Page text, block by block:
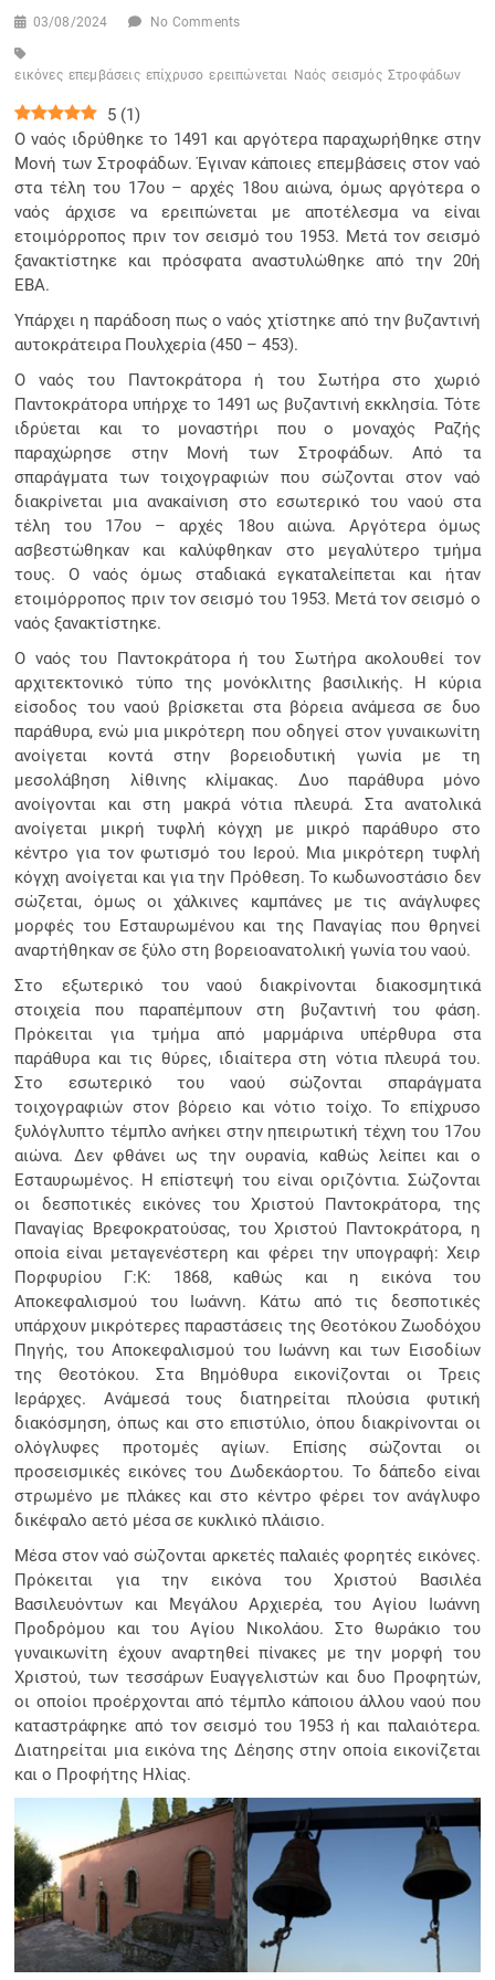
03/08/2024 No Comments
εικόνες επεμβάσεις επίχρυσο ερειπώνεται Ναός σεισμός Στροφάδων
5 (1)
Ο ναός ιδρύθηκε το 1491 και αργότερα παραχωρήθηκε στην
Μονή των Στροφάδων. Έγιναν κάποιες επεμβάσεις στον ναό
στα τέλη του 17ου – αρχές 18ου αιώνα, όμως αργότερα ο
ναός άρχισε να ερειπώνεται με αποτέλεσμα να είναι
ετοιμόρροπος πριν τον σεισμό του 1953. Μετά τον σεισμό
ξανακτίστηκε και πρόσφατα αναστυλώθηκε από την 20ή
ΕΒΑ.
Υπάρχει η παράδοση πως ο ναός χτίστηκε από την βυζαντινή
αυτοκράτειρα Πουλχερία (450 – 453).
Ο ναός του Παντοκράτορα ή του Σωτήρα στο χωριό
Παντοκράτορα υπήρχε το 1491 ως βυζαντινή εκκλησία. Τότε
ιδρύεται και το μοναστήρι που ο μοναχός Ραζής
παραχώρησε στην Μονή των Στροφάδων. Από τα
σπαράγματα των τοιχογραφιών που σώζονται στον ναό
διακρίνεται μια ανακαίνιση στο εσωτερικό του ναού στα
τέλη του 17ου – αρχές 18ου αιώνα. Αργότερα όμως
ασβεστώθηκαν και καλύφθηκαν στο μεγαλύτερο τμήμα
τους. Ο ναός όμως σταδιακά εγκαταλείπεται και ήταν
ετοιμόρροπος πριν τον σεισμό του 1953. Μετά τον σεισμό ο
ναός ξανακτίστηκε.
Ο ναός του Παντοκράτορα ή του Σωτήρα ακολουθεί τον
αρχιτεκτονικό τύπο της μονόκλιτης βασιλικής. Η κύρια
είσοδος του ναού βρίσκεται στα βόρεια ανάμεσα σε δυο
παράθυρα, ενώ μια μικρότερη που οδηγεί στον γυναικωνίτη
ανοίγεται κοντά στην βορειοδυτική γωνία με τη
μεσολάβηση λίθινης κλίμακας. Δυο παράθυρα μόνο
ανοίγονται και στη μακρά νότια πλευρά. Στα ανατολικά
ανοίγεται μικρή τυφλή κόγχη με μικρό παράθυρο στο
κέντρο για τον φωτισμό του Ιερού. Μια μικρότερη τυφλή
κόγχη ανοίγεται και για την Πρόθεση. Το κωδωνοστάσιο δεν
σώζεται, όμως οι χάλκινες καμπάνες με τις ανάγλυφες
μορφές του Εσταυρωμένου και της Παναγίας που θρηνεί
αναρτήθηκαν σε ξύλο στη βορειοανατολική γωνία του ναού.
Στο εξωτερικό του ναού διακρίνονται διακοσμητικά
στοιχεία που παραπέμπουν στη βυζαντινή του φάση.
Πρόκειται για τμήμα από μαρμάρινα υπέρθυρα στα
παράθυρα και τις θύρες, ιδιαίτερα στη νότια πλευρά του.
Στο εσωτερικό του ναού σώζονται σπαράγματα
τοιχογραφιών στον βόρειο και νότιο τοίχο. Το επίχρυσο
ξυλόγλυπτο τέμπλο ανήκει στην ηπειρωτική τέχνη του 17ου
αιώνα. Δεν φθάνει ως την ουρανία, καθώς λείπει και ο
Εσταυρωμένος. Η επίστεψή του είναι οριζόντια. Σώζονται
οι δεσποτικές εικόνες του Χριστού Παντοκράτορα, της
Παναγίας Βρεφοκρατούσας, του Χριστού Παντοκράτορα, η
οποία είναι μεταγενέστερη και φέρει την υπογραφή: Χειρ
Πορφυρίου Γ:Κ: 1868, καθώς και η εικόνα του
Αποκεφαλισμού του Ιωάννη. Κάτω από τις δεσποτικές
υπάρχουν μικρότερες παραστάσεις της Θεοτόκου Ζωοδόχου
Πηγής, του Αποκεφαλισμού του Ιωάννη και των Εισοδίων
της Θεοτόκου. Στα Βημόθυρα εικονίζονται οι Τρεις
Ιεράρχες. Ανάμεσά τους διατηρείται πλούσια φυτική
διακόσμηση, όπως και στο επιστύλιο, όπου διακρίνονται οι
ολόγλυφες προτομές αγίων. Επίσης σώζονται οι
προσεισμικές εικόνες του Δωδεκάορτου. Το δάπεδο είναι
στρωμένο με πλάκες και στο κέντρο φέρει τον ανάγλυφο
δικέφαλο αετό μέσα σε κυκλικό πλάισιο.
Μέσα στον ναό σώζονται αρκετές παλαιές φορητές εικόνες.
Πρόκειται για την εικόνα του Χριστού Βασιλέα
Βασιλευόντων και Μεγάλου Αρχιερέα, του Αγίου Ιωάννη
Προδρόμου και του Αγίου Νικολάου. Στο θωράκιο του
γυναικωνίτη έχουν αναρτηθεί πίνακες με την μορφή του
Χριστού, των τεσσάρων Ευαγγελιστών και δυο Προφητών,
οι οποίοι προέρχονται από τέμπλο κάποιου άλλου ναού που
καταστράφηκε από τον σεισμό του 1953 ή και παλαιότερα.
Διατηρείται μια εικόνα της Δέησης στην οποία εικονίζεται
και ο Προφήτης Ηλίας.